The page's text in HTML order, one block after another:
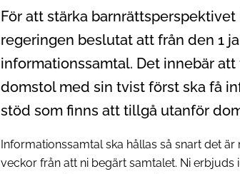
För att stärka
regeringen beslutat att från den 1
informationssamtal. Det innebär
domstol med sin tvist först ska få
stöd som finns att tillgå utanför
Informationssamtal ska hållas så snart det
veckor från att ni begärt samtalet. Ni erbjuds